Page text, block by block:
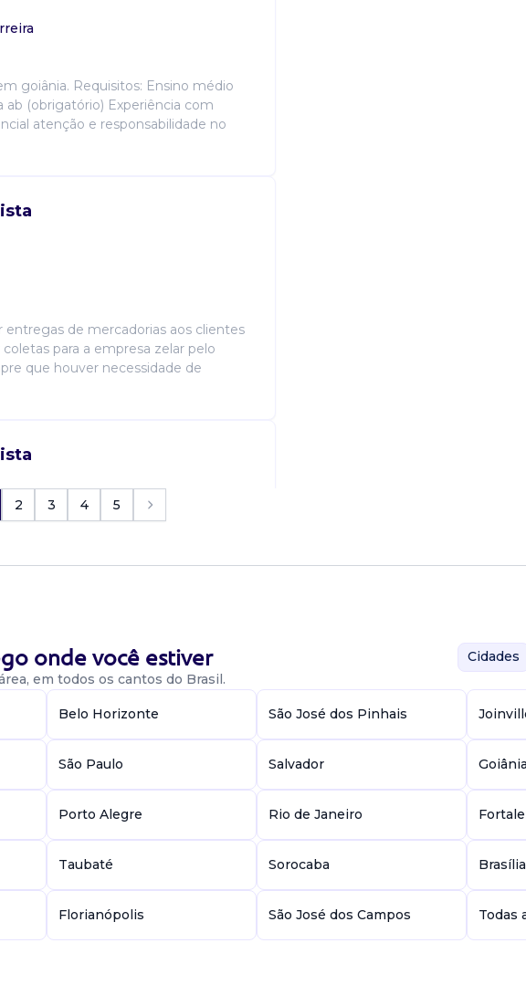
goiânia. Requisitos: Ensino médio
(obrigatório) Experiência com
atenção e responsabilidade no
entregas de mercadorias aos clientes
para a empresa zelar pelo
que houver necessidade de
goiânia. Requisitos: ensino médio
(obrigatório), experiência com
atenção e responsabilidade no t...
2 3 4 5
onde você estiver
em todos os cantos do Brasil.
Cidades
Belo Horizonte São José dos Pinhais
São Paulo Salvador Goiânia
Porto Alegre Rio de Janeiro
Taubaté Sorocaba Brasília
Florianópolis São José dos Campos Todas